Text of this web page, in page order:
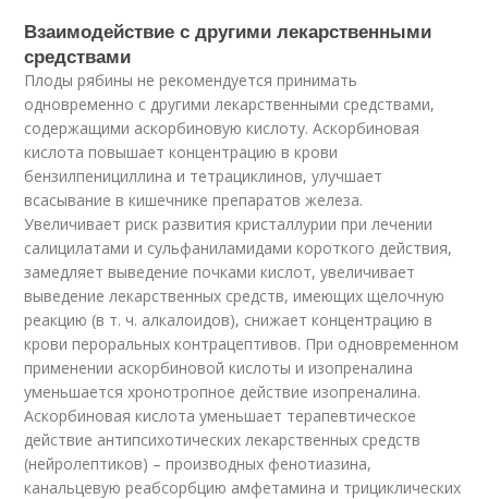
Взаимодействие с другими лекарственными
средствами
Плоды рябины не рекомендуется принимать
одновременно с другими лекарственными средствами,
содержащими аскорбиновую кислоту. Аскорбиновая
кислота повышает концентрацию в крови
бензилпенициллина и тетрациклинов, улучшает
всасывание в кишечнике препаратов железа.
Увеличивает риск развития кристаллурии при лечении
салицилатами и сульфаниламидами короткого действия,
замедляет выведение почками кислот, увеличивает
выведение лекарственных средств, имеющих щелочную
реакцию (в т. ч. алкалоидов), снижает концентрацию в
крови пероральных контрацептивов. При одновременном
применении аскорбиновой кислоты и изопреналина
уменьшается хронотропное действие изопреналина.
Аскорбиновая кислота уменьшает терапевтическое
действие антипсихотических лекарственных средств
(нейролептиков) – производных фенотиазина,
канальцевую реабсорбцию амфетамина и трициклических